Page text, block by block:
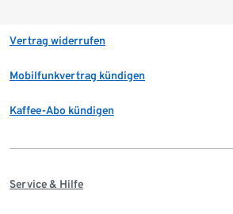
Vertrag widerrufen
Mobilfunkvertrag kündigen
Kaffee-Abo kündigen
Service & Hilfe